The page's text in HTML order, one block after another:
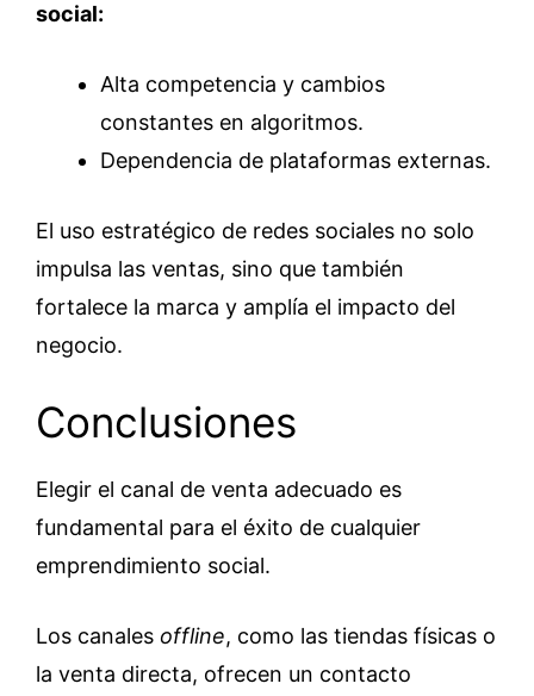
social:
Alta competencia y cambios
constantes en algoritmos.
Dependencia de plataformas externas.
El uso estratégico de redes sociales no solo
impulsa las ventas, sino que también
fortalece la marca y amplía el impacto del
negocio.
Conclusiones
Elegir el canal de venta adecuado es
fundamental para el éxito de cualquier
emprendimiento social.
Los canales offline, como las tiendas físicas o
la venta directa, ofrecen un contacto